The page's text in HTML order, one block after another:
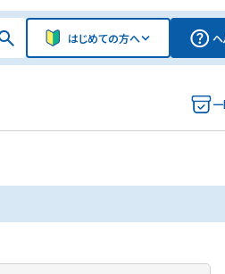
はじめての方へ